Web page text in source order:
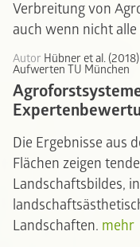
Verbreitung von
auch wenn nicht
Autor Hübner et al. (2018)
Aufwerten TU München
Die Ergebnisse aus
Flächen zeigen
Landschaftsbildes,
Landschaften. mehr